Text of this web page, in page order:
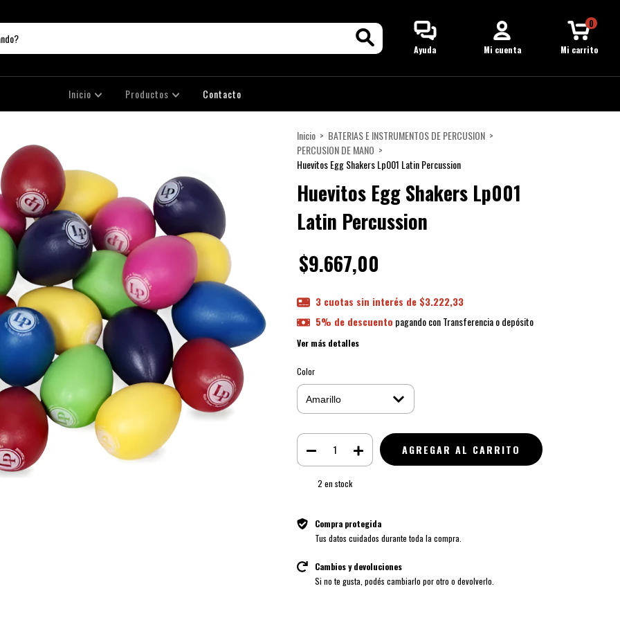
Ayuda Mi cuenta Mi carrito
0
Inicio Productos Contacto
Inicio > BATERIAS E INSTRUMENTOS DE PERCUSION >
PERCUSION DE MANO >
Huevitos Egg Shakers Lp001 Latin Percussion
Huevitos Egg Shakers Lp001
Latin Percussion
$9.667,00
3 cuotas sin interés de $3.222,33
5% de descuento pagando con Transferencia o depósito
Ver más detalles
Color
2 en stock
Compra protegida
Tus datos cuidados durante toda la compra.
Cambios y devoluciones
Si no te gusta, podés cambiarlo por otro o devolverlo.